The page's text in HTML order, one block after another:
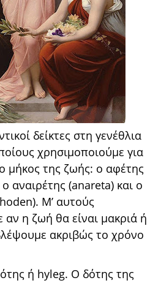
δείκτες στη γενέθλια
χρησιμοποιούμε για
μήκος της ζωής: ο αφέτης
αναιρέτης (anareta) και ο
Μ’ αυτούς
η ζωή θα είναι μακριά ή
ακριβώς το χρόνο
ή hyleg. Ο δότης της